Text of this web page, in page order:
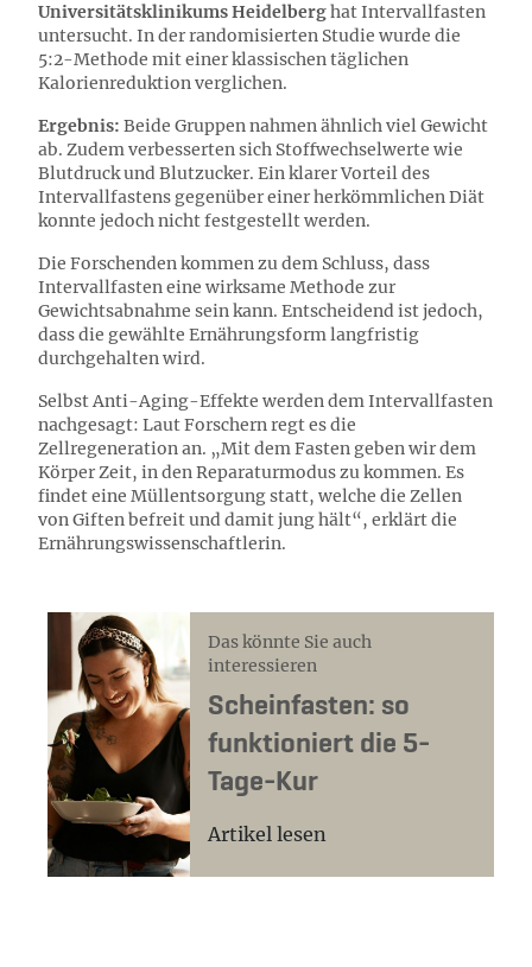
Universitätsklinikums Heidelberghat Intervallfasten
untersucht. In der randomisierten Studie wurde die
5:2-Methode mit einer klassischen täglichen
Kalorienreduktion verglichen.
Ergebnis: Beide Gruppen nahmen ähnlich viel Gewicht
ab. Zudem verbesserten sich Stoffwechselwerte wie
Blutdruck und Blutzucker. Ein klarer Vorteil des
Intervallfastens gegenüber einer herkömmlichen Diät
konnte jedoch nicht festgestellt werden.
Die Forschenden kommen zu dem Schluss, dass
Intervallfasten eine wirksame Methode zur
Gewichtsabnahme sein kann. Entscheidend ist jedoch,
dass die gewählte Ernährungsform langfristig
durchgehalten wird.
Selbst Anti-Aging-Effekte werden dem Intervallfasten
nachgesagt: Laut Forschern regt es die
Zellregeneration an. „Mit dem Fasten geben wir dem
Körper Zeit, in den Reparaturmodus zu kommen. Es
findet eine Müllentsorgung statt, welche die Zellen
von Giften befreit und damit jung hält“, erklärt die
Ernährungswissenschaftlerin.
Das könnte Sie auch
interessieren
Scheinfasten: so
funktioniert die 5-
Tage-Kur
Artikel lesen